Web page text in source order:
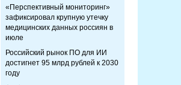
«Перспективный мониторинг»
зафиксировал крупную утечку
медицинских данных россиян в
июле
Российский рынок ПО для ИИ
достигнет 95 млрд рублей к 2030
году